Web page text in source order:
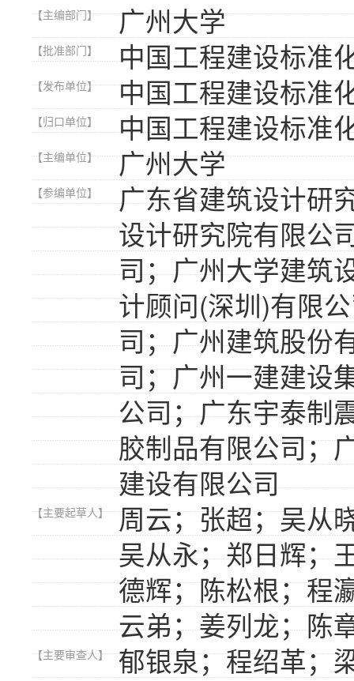
【主编部门】 广州大学
【批准部门】 中国工程建设标准
【发布单位】 中国工程建设标准
【归口单位】 中国工程建设标准
【主编单位】 广州大学
【参编单位】
广东省建筑设计研
设计研究院有限公
司；广州大学建筑
计顾问(深圳)有限
司；广州建筑股份
司；广州一建建设
公司；广东宇泰制
胶制品有限公司；
建设有限公司
【主要起草人】
周云；张超；吴从
吴从永；郑日辉；
德辉；陈松根；程
云弟；姜列龙；陈
【主要审查人】 郁银泉；程绍革；